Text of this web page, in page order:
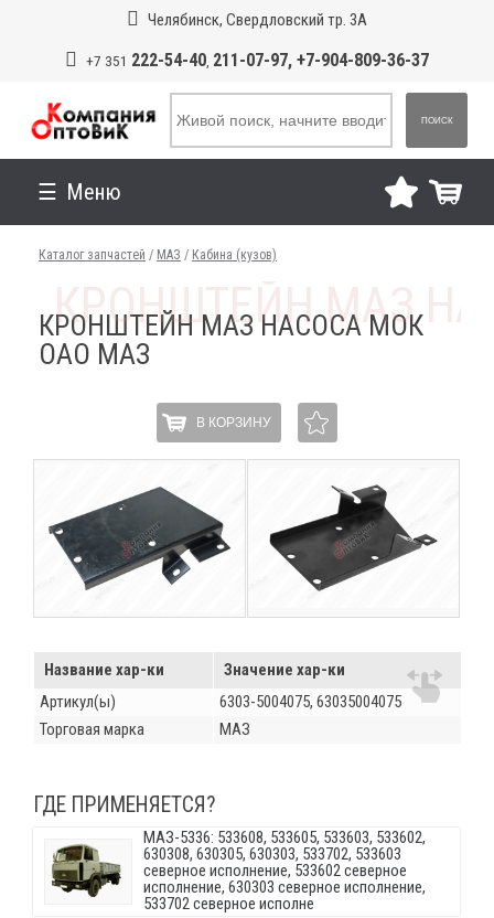
Челябинск, Свердловский тр. 3А
+7 351 222-54-40, 211-07-97, +7-904-809-36-37
ПОИСК
Меню
Каталог запчастей / МАЗ / Кабина (кузов)
КРОНШТЕЙН МАЗ НАСОСА МОК
ОАО МАЗ
В КОРЗИНУ
Название хар-ки
Значение хар-ки
Артикул(ы)
6303-5004075, 63035004075
Торговая марка
МАЗ
ГДЕ ПРИМЕНЯЕТСЯ?
МАЗ-5336: 533608, 533605, 533603, 533602,
630308, 630305, 630303, 533702, 533603
северное исполнение, 533602 северное
исполнение, 630303 северное исполнение,
533702 северное исполне